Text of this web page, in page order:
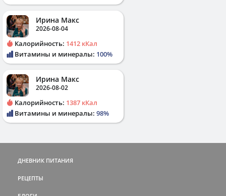
Ирина Макс
2026-08-04
Калорийность: 1412 кКал
Витамины и минералы: 100%
Ирина Макс
2026-08-02
Калорийность: 1387 кКал
Витамины и минералы: 98%
ДНЕВНИК ПИТАНИЯ
РЕЦЕПТЫ